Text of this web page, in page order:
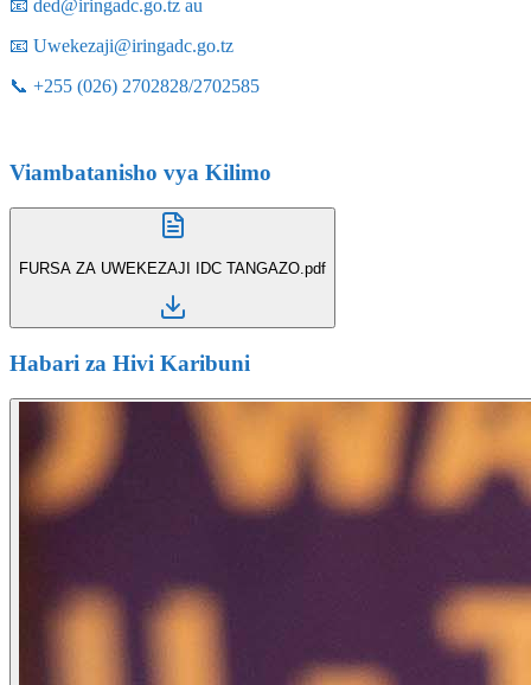
📧 ded@iringadc.go.tz au
📧 Uwekezaji@iringadc.go.tz
📞 +255 (026) 2702828/2702585
Viambatanisho vya Kilimo
FURSA ZA UWEKEZAJI IDC TANGAZO.pdf
Habari za Hivi Karibuni